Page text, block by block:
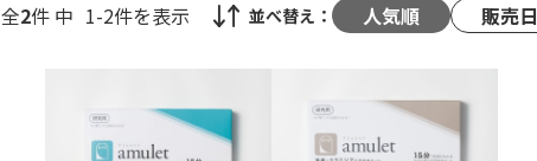
全2件 中 1-2件を表示 並べ替え： 人気順 販売日